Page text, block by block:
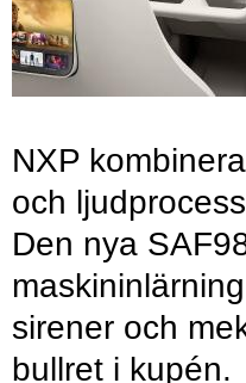
NXP
och
Den nya
sirener och
bullret i kupén.